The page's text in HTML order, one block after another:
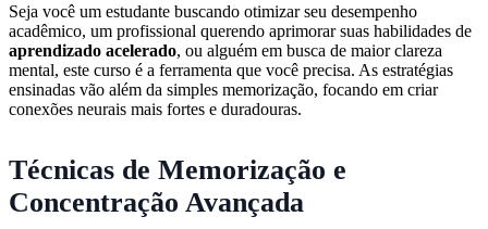
Seja você um estudante buscando otimizar seu desempenho
acadêmico, um profissional querendo aprimorar suas habilidades de
aprendizado acelerado, ou alguém em busca de maior clareza
mental, este curso é a ferramenta que você precisa. As estratégias
ensinadas vão além da simples memorização, focando em criar
conexões neurais mais fortes e duradouras.
Técnicas de Memorização e
Concentração Avançada